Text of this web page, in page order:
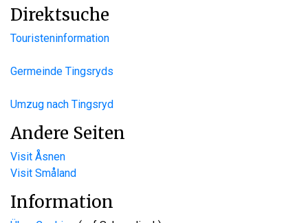
Direktsuche
Touristeninformation
Germeinde Tingsryds
Umzug nach Tingsryd
Andere Seiten
Visit Åsnen
Visit Småland
Information